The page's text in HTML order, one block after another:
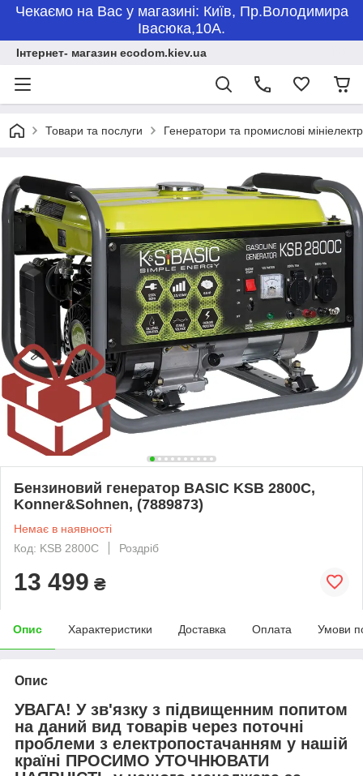
Чекаємо на Вас у магазині: Київ, Пр.Володимира
Івасюка,10А.
Інтернет- магазин ecodom.kiev.ua
Товари та послуги Генератори та промислові
Бензиновий генератор BASIC KSВ 2800C,
Konner&Sohnen, (7889873)
Немає в наявності
Код: KSB 2800C
Роздріб
13 499 ₴
Опис Характеристики Доставка Оплата Умови
Опис
УВАГА! У зв'язку з підвищенним попитом
на даний вид товарів через поточні
проблеми з електропостачанням у нашій
країні ПРОСИМО УТОЧНЮВАТИ